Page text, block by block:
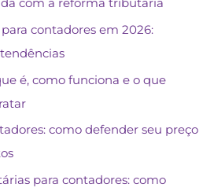
contadores em 2026:
é, como funciona e o que
como defender seu preço
para contadores: como